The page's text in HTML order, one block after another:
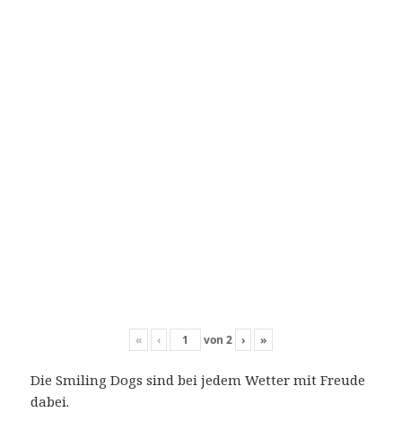
« ‹ von 2 › »
Die Smiling Dogs sind bei jedem Wetter mit Freude
dabei.